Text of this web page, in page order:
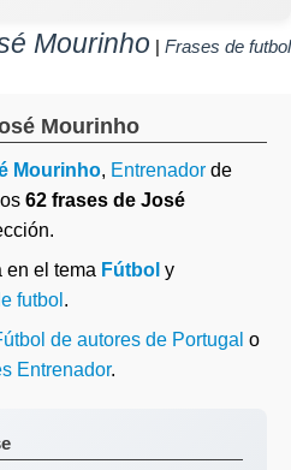
Mourinho | Frases de futbol
Mourinho
Mourinho, Entrenador de
62 frases de José
en el tema Fútbol y
futbol .
de autores de Portugal o
Entrenador.